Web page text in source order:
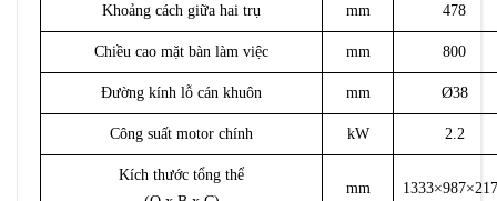
Khoảng cách giữa hai trụ mm 478
Chiều cao mặt bàn làm việc mm 800
Đường kính lỗ cán khuôn mm Ø38
Công suất motor chính kW 2.2
Kích thước tổng thể
mm